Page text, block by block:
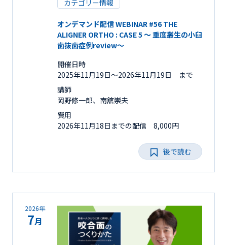
カテゴリー情報
オンデマンド配信 WEBINAR #56 THE
ALIGNER ORTHO : CASE 5 ～ 重度叢生の小臼
歯抜歯症例review～
開催日時
2025年11月19日〜2026年11月19日 まで
講師
岡野修一郎、南舘崇夫
費用
2026年11月18日までの配信 8,000円
後で読む
2026年
7月